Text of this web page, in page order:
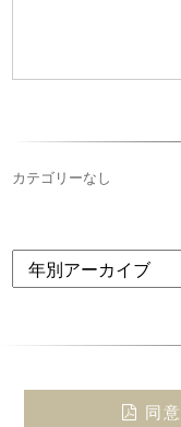
カテゴリーなし
同